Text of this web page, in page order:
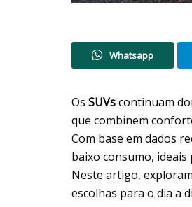
Whatsapp
Os SUVscontinuam
que combinem
Com base em dados
baixo consumo,
Neste artigo,
escolhas para o dia a